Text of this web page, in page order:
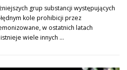
grup substancji występujących
kole prohibicji przez
w ostatnich latach
wiele innych …